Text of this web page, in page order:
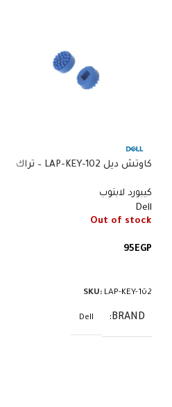
كاوتش ديل LAP-KEY-102 – تراك
كيبورد لابتوب
Dell
Out of stock
95EGP
SKU: LAP-KEY-102
BRAND
Dell